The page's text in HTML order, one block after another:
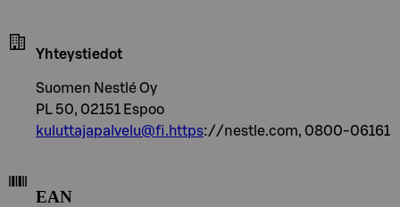
Yhteystiedot
Suomen Nestlé Oy
PL 50, 02151 Espoo
kuluttajapalvelu@fi.https://nestle.com, 0800-06161
EAN